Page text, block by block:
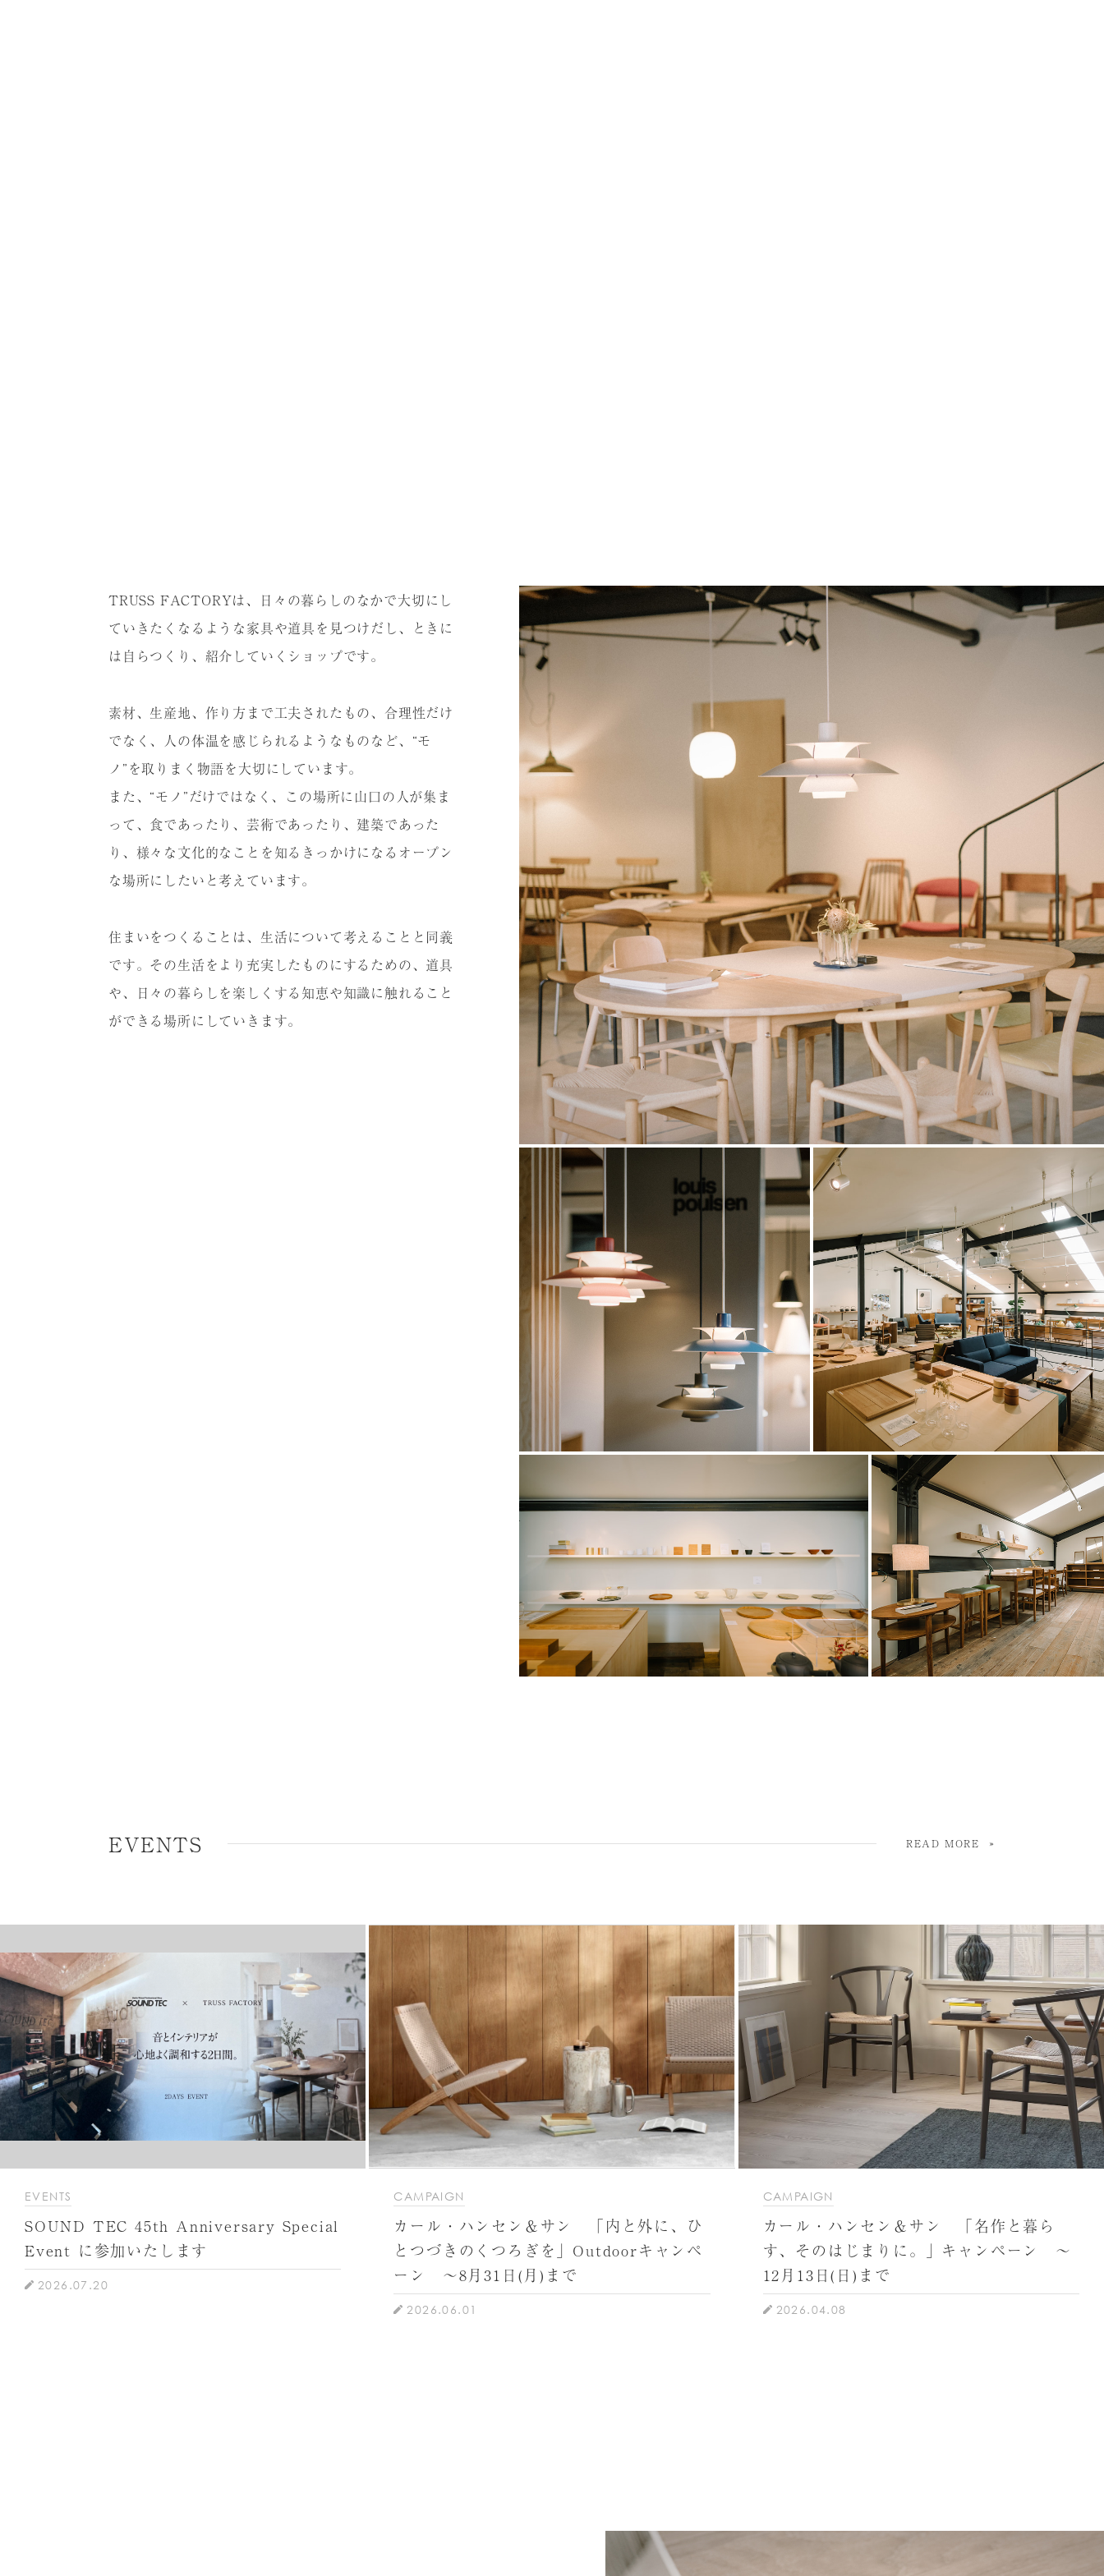
TRUSS FACTORYは、⽇々の暮らしのなかで⼤切にし
ていきたくなるような家具や道具を⾒つけだし、ときに
は⾃らつくり、紹介していくショップです。
素材、⽣産地、作り⽅まで⼯夫されたもの、合理性だけ
でなく、⼈の体温を感じられるようなものなど、“モ
ノ”を取りまく物語を⼤切にしています。
また、“モノ”だけではなく、この場所に⼭⼝の⼈が集ま
って、⾷であったり、芸術であったり、建築であった
り、様々な⽂化的なことを知るきっかけになるオープン
な場所にしたいと考えています。
住まいをつくることは、⽣活について考えることと同義
です。その⽣活をより充実したものにするための、道具
や、⽇々の暮らしを楽しくする知恵や知識に触れること
ができる場所にしていきます。
EVENTS
EVENTS
SOUND TEC 45th Anniversary Special
Event に参加いたします
2026.07.20
CAMPAIGN
カール・ハンセン＆サン 「内と外に、ひ
とつづきのくつろぎを」Outdoorキャンペ
ーン ～8月31日(月)まで
2026.06.01
CAMPAIGN
カール・ハンセン＆サン 「名作と暮ら
す、そのはじまりに。」キャンペーン ～
12月13日(日)まで
2026.04.08
READ MORE